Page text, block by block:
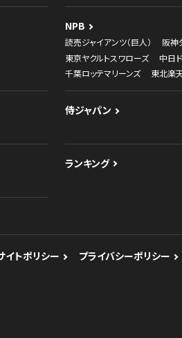
NPB
読売ジャイアンツ（巨人） 阪神
東京ヤクルトスワローズ
中日
千葉ロッテマリーンズ
東北楽
侍ジャパン
ランキング
イトポリシー プライバシーポリシー